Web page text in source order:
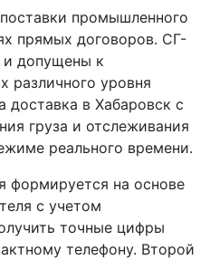
промышленного
прямых договоров. СГ-
допущены к
различного уровня
доставка в Хабаровск с
груза и отслеживания
реального времени.
формируется на основе
с учетом
точные цифры
телефону. Второй